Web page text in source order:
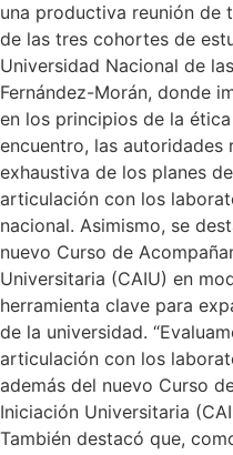
una productiva reunión de
de las tres cohortes de
Universidad Nacional de
Fernández-Morán, donde
en los principios de la
encuentro, las autoridades
exhaustiva de los planes
articulación con los
nacional. Asimismo, se
nuevo Curso de
Universitaria (CAIU) en
herramienta clave para
de la universidad.
articulación con los
además del nuevo Curso
Iniciación Universitaria
También destacó que,